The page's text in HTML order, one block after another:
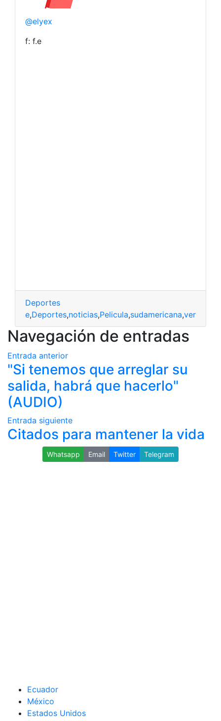
@elyex
f: f.e
Deportes
Chile,Deportes,noticias,Pelicula,sudamericana,ver
Navegación de entradas
Entrada anterior
"Si tenemos que arreglar su
salida, habrá que hacerlo"
(AUDIO)
Entrada siguiente
Citados para mantener la vida
Whatsapp Email Twitter Telegram
Ecuador
México
Estados Unidos